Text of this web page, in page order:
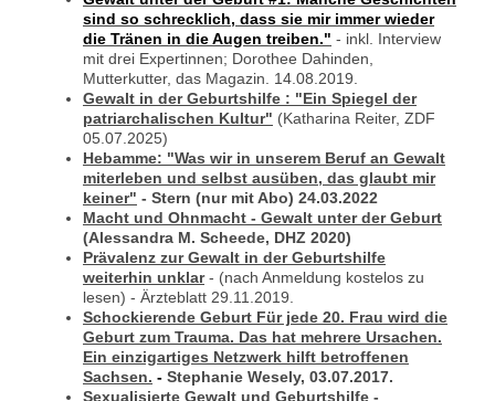
sind so schrecklich, dass sie mir immer wieder
die Tränen in die Augen treiben." - inkl. Interview
mit drei Expertinnen; Dorothee Dahinden,
Mutterkutter, das Magazin. 14.08.2019.
Gewalt in der Geburtshilfe : "Ein Spiegel der
patriarchalischen Kultur" (Katharina Reiter, ZDF
05.07.2025)
Hebamme: "Was wir in unserem Beruf an Gewalt
miterleben und selbst ausüben, das glaubt mir
keiner" - Stern (nur mit Abo) 24.03.2022
Macht und Ohnmacht - Gewalt unter der Geburt
(Alessandra M. Scheede, DHZ 2020)
Prävalenz zur Gewalt in der Geburtshilfe
weiterhin unklar- (nach Anmeldung kostelos zu
lesen) - Ärzteblatt 29.11.2019.
Schockierende Geburt Für jede 20. Frau wird die
Geburt zum Trauma. Das hat mehrere Ursachen.
Ein einzigartiges Netzwerk hilft betroffenen
Sachsen. - Stephanie Wesely, 03.07.2017.
Sexualisierte Gewalt und Geburtshilfe -